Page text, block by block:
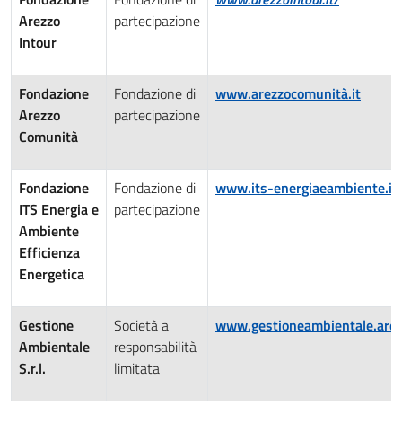
Arezzo
Intour
partecipazione
Fondazione
Arezzo
Comunità
Fondazione di
partecipazione
www.arezzocomunità.it
Fondazione
ITS Energia e
Ambiente
Efficienza
Energetica
Fondazione di
partecipazione
www.its-energiaeambiente.it
Gestione
Ambientale
S.r.l.
Società a
responsabilità
limitata